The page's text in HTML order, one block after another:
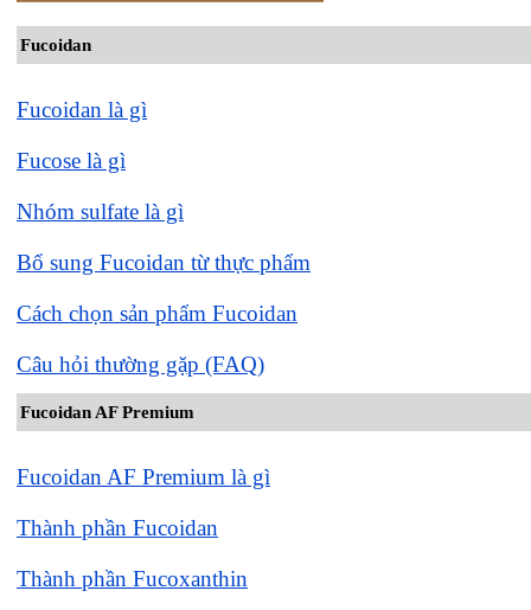
Fucoidan
Fucoidan là gì
Fucose là gì
Nhóm sulfate là gì
Bổ sung Fucoidan từ thực phẩm
Cách chọn sản phẩm Fucoidan
Câu hỏi thường gặp (FAQ)
Fucoidan AF Premium
Fucoidan AF Premium là gì
Thành phần Fucoidan
Thành phần Fucoxanthin